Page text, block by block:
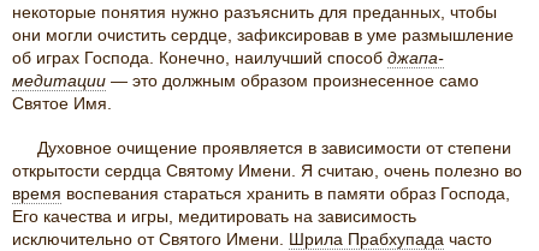
некоторые понятия нужно разъяснить для преданных, чтобы
они могли очистить сердце, зафиксировав в уме размышление
об играх Господа. Конечно, наилучший способ джапа-
медитации — это должным образом произнесенное само
Святое Имя.
Духовное очищение проявляется в зависимости от степени
открытости сердца Святому Имени. Я считаю, очень полезно во
время воспевания стараться хранить в памяти образ Господа,
Его качества и игры, медитировать на зависимость
исключительно от Святого Имени. Шрила Прабхупада часто